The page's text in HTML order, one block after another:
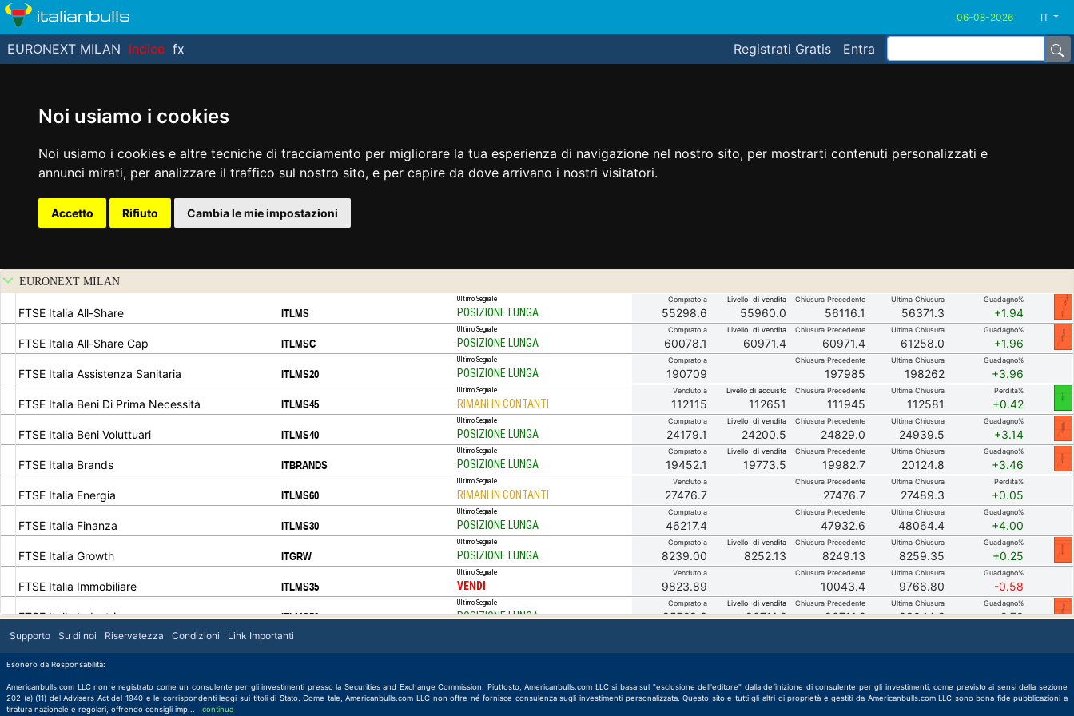
Noi usiamo i cookies
Noi usiamo i cookies e altre tecniche di tracciamento per migliorare la tua esperienza di navigazione nel nostro sito, per mostrarti contenuti personalizzati e
annunci mirati, per analizzare il traffico sul nostro sito, e per capire da dove arrivano i nostri visitatori.
Accetto Rifiuto Cambia le mie impostazioni
italianbulls IT
Registrati Gratis Entra
EURONEXT MILAN Indice fx
EURONEXT MILAN
FTSE Italia All-Share ITLMS
Ultimo Segnale
POSIZIONE LUNGA
Comprato a
55298.6
Livello di vendita
55960.0
Chiusura Precedente
56116.1
Ultima Chiusura
56371.3
Guadagno%
+1.94
FTSE Italia All-Share Cap ITLMSC
Ultimo Segnale
POSIZIONE LUNGA
Comprato a
60078.1
Livello di vendita
60971.4
Chiusura Precedente
60971.4
Ultima Chiusura
61258.0
Guadagno%
+1.96
FTSE Italia Assistenza Sanitaria ITLMS20
Ultimo Segnale
POSIZIONE LUNGA
Comprato a
190709
Chiusura Precedente
197985
Ultima Chiusura
198262
Guadagno%
+3.96
FTSE Italia Beni Di Prima Necessità ITLMS45
Ultimo Segnale
RIMANI IN CONTANTI
Venduto a
112115
Livello di acquisto
112651
Chiusura Precedente
111945
Ultima Chiusura
112581
Perdita%
+0.42
FTSE Italia Beni Voluttuari ITLMS40
Ultimo Segnale
POSIZIONE LUNGA
Comprato a
24179.1
Livello di vendita
24200.5
Chiusura Precedente
24829.0
Ultima Chiusura
24939.5
Guadagno%
+3.14
FTSE Italıa Brands ITBRANDS
Ultimo Segnale
POSIZIONE LUNGA
Comprato a
19452.1
Livello di vendita
19773.5
Chiusura Precedente
19982.7
Ultima Chiusura
20124.8
Guadagno%
+3.46
FTSE Italia Energia ITLMS60
Ultimo Segnale
RIMANI IN CONTANTI
Venduto a
27476.7
Chiusura Precedente
27476.7
Ultima Chiusura
27489.3
Perdita%
+0.05
FTSE Italia Finanza ITLMS30
Ultimo Segnale
POSIZIONE LUNGA
Comprato a
46217.4
Chiusura Precedente
47932.6
Ultima Chiusura
48064.4
Guadagno%
+4.00
FTSE Italia Growth ITGRW
Ultimo Segnale
POSIZIONE LUNGA
Comprato a
8239.00
Livello di vendita
8252.13
Chiusura Precedente
8249.13
Ultima Chiusura
8259.35
Guadagno%
+0.25
FTSE Italia Immobiliare ITLMS35
Ultimo Segnale
VENDI
Venduto a
9823.89
Chiusura Precedente
10043.4
Ultima Chiusura
9766.80
Guadagno%
-0.58
FTSE Italia Industria ITLMS50
Ultimo Segnale
POSIZIONE LUNGA
Comprato a
85728.8
Livello di vendita
86711.2
Chiusura Precedente
86711.2
Ultima Chiusura
88044.2
Guadagno%
+2.70
.
.
.
FTSE Italia Small Cap
. Ultimo Segnale Comprato a Livello di vendita Chiusura Precedente Ultima Chiusura Guadagno%
Supporto Su di noi Riservatezza Condizioni Link Importanti
Esonero da Responsabilità:
Americanbulls.com LLC non è registrato come un consulente per gli investimenti presso la Securities and Exchange Commission. Piuttosto, Americanbulls.com LLC si basa sul "esclusione dell'editore" dalla definizione di consulente per gli investimenti, come previsto ai sensi della sezione
202 (a) (11) del Advisers Act del 1940 e le corrispondenti leggi sui titoli di Stato. Come tale, Americanbulls.com LLC non offre né fornisce consulenza sugli investimenti personalizzata. Questo sito e tutti gli altri di proprietà e gestiti da Americanbulls.com LLC sono bona fide pubblicazioni a
tiratura nazionale e regolari, offrendo consigli imp
continua